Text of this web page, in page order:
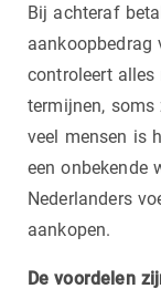
Bij achteraf
aankoopbedrag
controleert
termijnen,
veel mensen is
een onbekende
Nederlanders
aankopen.
De voordelen